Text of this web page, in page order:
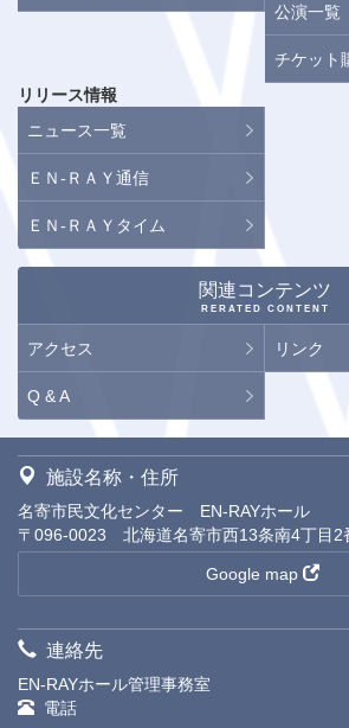
公演一覧
チケット
リリース情報
ニュース一覧
ＥＮ-ＲＡＹ通信
ＥＮ-ＲＡＹタイム
関連コンテンツ
RERATED CONTENT
アクセス リンク
Q & A
施設名称・住所
名寄市民文化センター EN-RAYホール
〒096-0023 北海道名寄市西13条南4丁目2
Google map
連絡先
EN-RAYホール管理事務室
電話